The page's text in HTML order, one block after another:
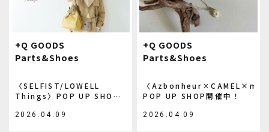
+Q GOODS
Parts&Shoes
〈SELFIST/LOWELL
Things〉POP UP SHOP
2026.04.09
+Q GOODS
Parts&Shoes
〈
POP UP SHOP開催中！
2026.04.09